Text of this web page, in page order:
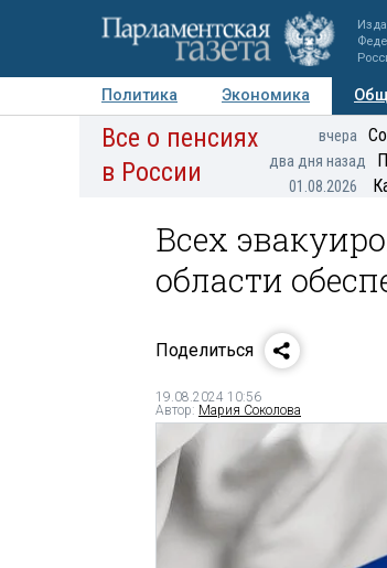
Политика Экономика
Авторы Персоны Мнения
Все о пенсиях
в России
вчера
два дня назад
01.08.2026
Всех
области
Поделиться
19.08.2024 10:56
Автор: Мария Соколова